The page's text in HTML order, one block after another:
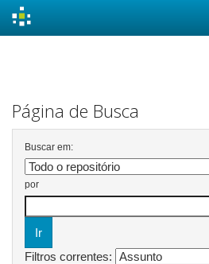
Página de Busca
Buscar em:
por
Filtros correntes: